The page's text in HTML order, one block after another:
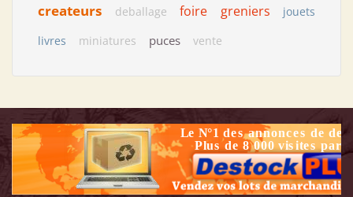
createurs deballage foire greniers
jouets
livres
miniatures puces vente